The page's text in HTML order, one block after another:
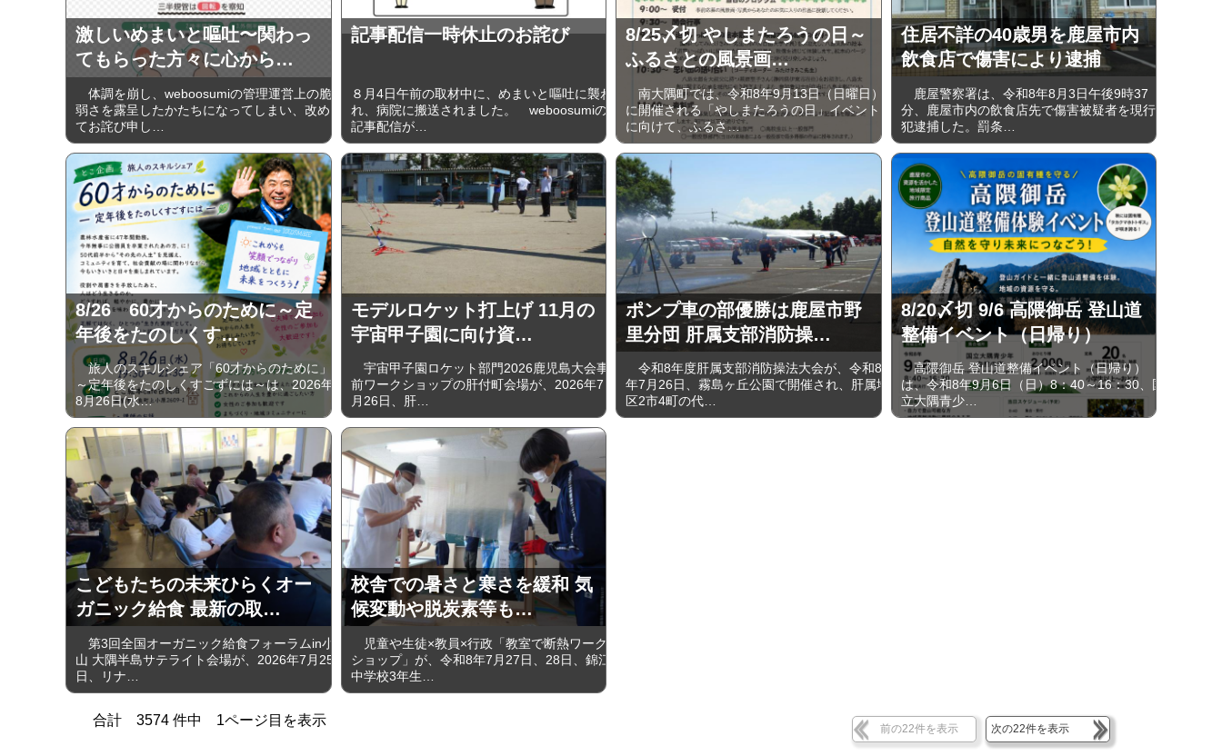
激しいめまいと嘔吐〜関わっ
てもらった方々に心から…
体調を崩し、weboosumiの管理運営上の脆
弱さを露呈したかたちになってしまい、改め
てお詫び申し…
記事配信一時休止のお詫び
８月4日午前の取材中に、めまいと嘔吐に襲わ
れ、病院に搬送されました。 weboosumiの
記事配信が…
8/25〆切 やしまたろうの日～
ふるさとの風景画…
南大隅町では、令和8年9月13日（日曜日）
に開催される「やしまたろうの日」イベント
に向けて、ふるさ…
住居不詳の40歳男を鹿屋市内
飲食店で傷害により逮捕
鹿屋警察署は、令和8年8月3日午後9時37
分、鹿屋市内の飲食店先で傷害被疑者を現行
犯逮捕した。罰条…
8/26 60才からのために～定
年後をたのしくす…
旅人のスキルシェア「60才からのために」
～定年後をたのしくすごずには～は、2026年
8月26日(水…
モデルロケット打上げ 11月の
宇宙甲子園に向け資…
宇宙甲子園ロケット部門2026鹿児島大会事
前ワークショップの肝付町会場が、2026年7
月26日、肝…
ポンプ車の部優勝は鹿屋市野
里分団 肝属支部消防操…
令和8年度肝属支部消防操法大会が、令和8
年7月26日、霧島ヶ丘公園で開催され、肝属地
区2市4町の代…
8/20〆切 9/6 高隈御岳 登山道
整備イベント（日帰り）
高隈御岳 登山道整備イベント（日帰り）
は、令和8年9月6日（日）8：40～16：30、国
立大隅青少…
こどもたちの未来ひらくオー
ガニック給食 最新の取…
第3回全国オーガニック給食フォーラムin小
山 大隅半島サテライト会場が、2026年7月25
日、リナ…
校舎での暑さと寒さを緩和 気
候変動や脱炭素等も…
児童や生徒×教員×行政「教室で断熱ワーク
ショップ」が、令和8年7月27日、28日、錦江
中学校3年生…
合計 3574 件中 1ページ目を表示
前の22件を表示 次の22件を表示